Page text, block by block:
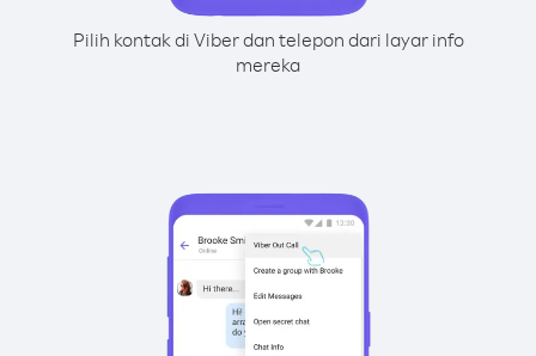
Pilih kontak di Viber dan telepon dari layar info
mereka